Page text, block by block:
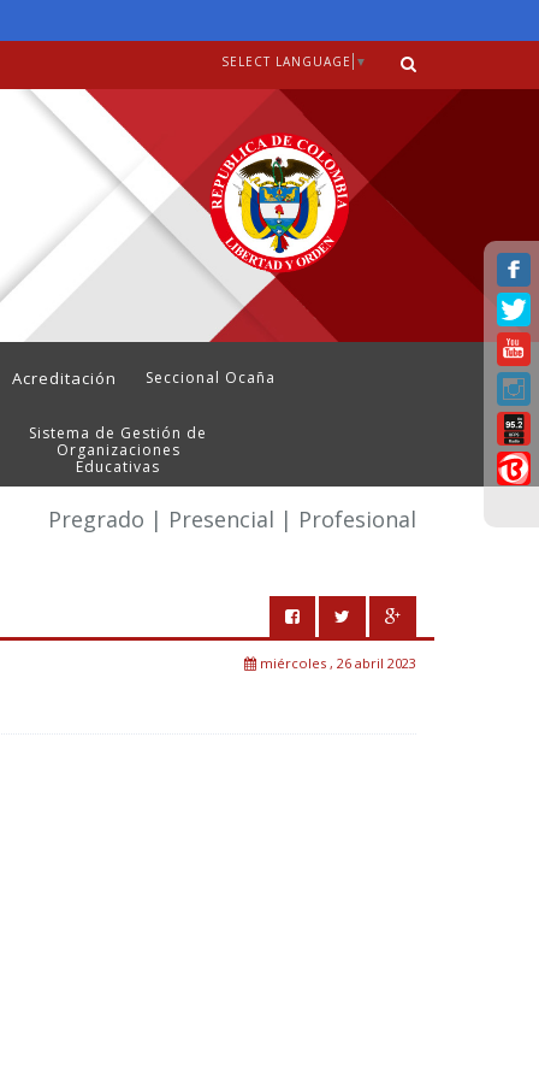
SELECT LANGUAGE ▼
Acreditación Seccional Ocaña
Sistema de Gestión de
Organizaciones
Educativas
Pregrado | Presencial | Profesional
miércoles , 26 abril 2023